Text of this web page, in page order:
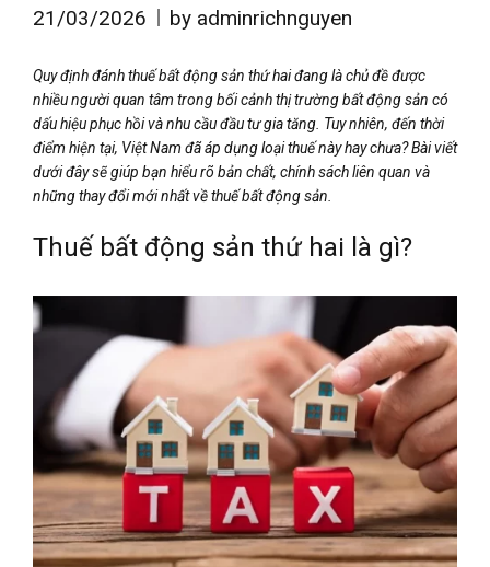
21/03/2026 by adminrichnguyen
Quy định đánh thuế bất động sản thứ hai đang là chủ đề được
nhiều người quan tâm trong bối cảnh thị trường bất động sản có
dấu hiệu phục hồi và nhu cầu đầu tư gia tăng. Tuy nhiên, đến thời
điểm hiện tại, Việt Nam đã áp dụng loại thuế này hay chưa? Bài viết
dưới đây sẽ giúp bạn hiểu rõ bản chất, chính sách liên quan và
những thay đổi mới nhất về thuế bất động sản.
Thuế bất động sản thứ hai là gì?